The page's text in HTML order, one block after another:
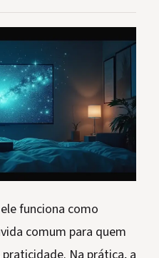
funciona como
comum para quem